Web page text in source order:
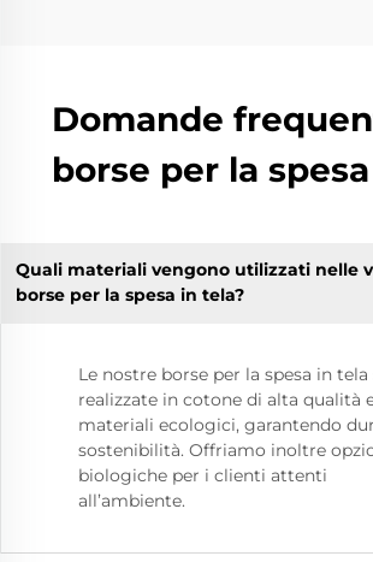
Domande
borse per la
Quali materiali vengono utilizzati nelle
borse per la spesa in tela?
Le nostre borse per la spesa in tela
realizzate in cotone di alta qualità
materiali ecologici, garantendo
sostenibilità. Offriamo inoltre
biologiche per i clienti attenti
all’ambiente.